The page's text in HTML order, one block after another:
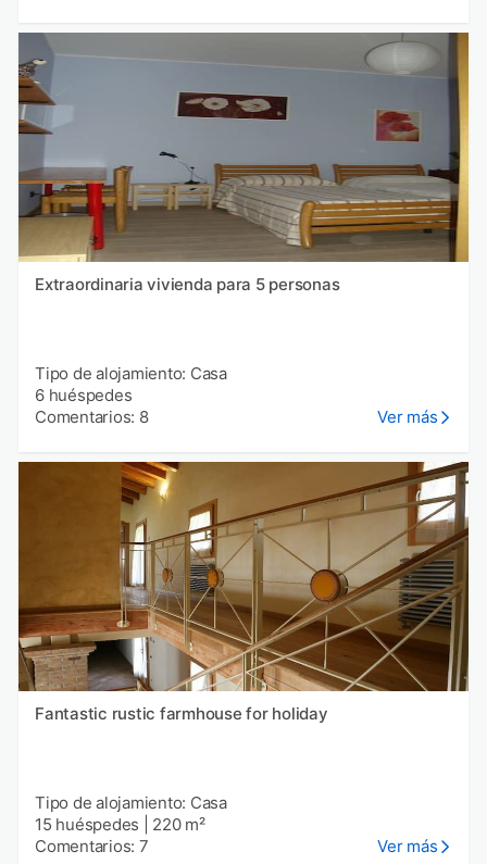
Extraordinaria vivienda para 5 personas
Tipo de alojamiento: Casa
6 huéspedes
Comentarios: 8
Ver más
Fantastic rustic farmhouse for holiday
Tipo de alojamiento: Casa
15 huéspedes
220 m²
Comentarios: 7
Ver más